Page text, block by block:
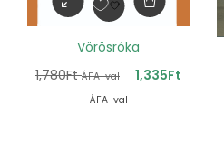
Vörösróka
1,780Ft ÁFA-val 1,335Ft
ÁFA-val